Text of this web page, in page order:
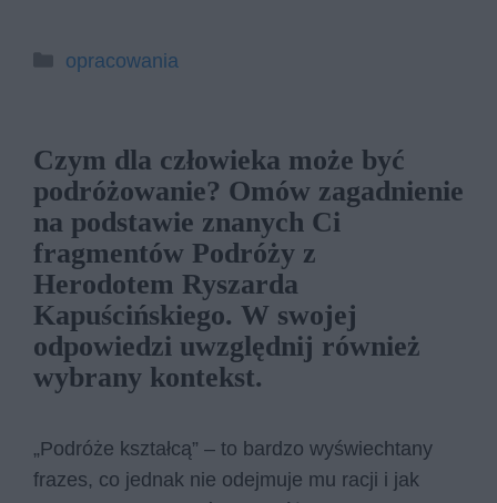
Kategorie
opracowania
Czym dla człowieka może być
podróżowanie? Omów zagadnienie
na podstawie znanych Ci
fragmentów Podróży z
Herodotem Ryszarda
Kapuścińskiego. W swojej
odpowiedzi uwzględnij również
wybrany kontekst.
„Podróże kształcą” – to bardzo wyświechtany
frazes, co jednak nie odejmuje mu racji i jak